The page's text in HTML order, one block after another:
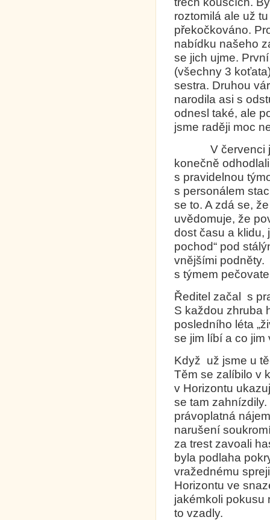
roztomilá ale už
překočkováno.
nabídku našeho
se jich ujme.
(všechny 3
sestra. Druhou
narodila asi s
odnesl také, ale
jsme raději moc
V červenci
konečně
s pravidelnou
s personálem
se to. A zdá se,
uvědomuje, že
dost času a klidu,
pochod“ pod
vnějšími podněty.
s týmem
Ředitel začal s
S každou zhruba
posledního léta
se jim líbí a co
Když už jsme u
Těm se zalíbilo v
v Horizontu
se tam
právoplatná
narušení
za trest zavoali
byla podlaha
vražednému
Horizontu ve
jakémkoli pokusu
to vzadly.